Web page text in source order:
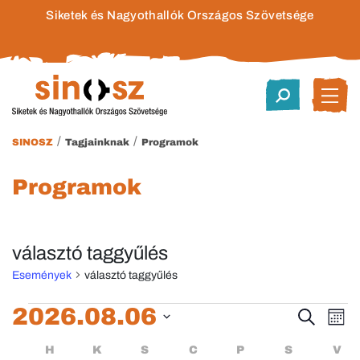
Siketek és Nagyothallók Országos Szövetsége
SINOSZ / Tagjainknak / Programok
Programok
választó taggyűlés
Események választó taggyűlés
Események
Keresett
kifejezés
2026.08.06
H HÉTFŐ
K KEDD
S SZERDA
C CSÜTÖRTÖK
P PÉNTEK
S V